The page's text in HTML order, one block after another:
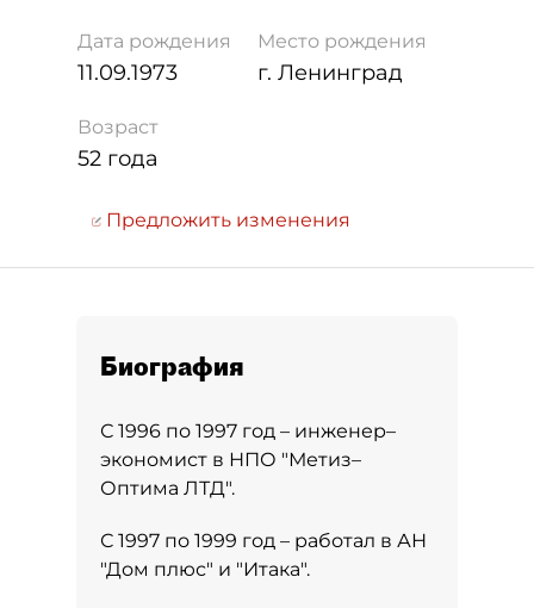
Дата рождения
11.09.1973
Место рождения
г. Ленинград
Возраст
52 года
Предложить изменения
Биография
С 1996 по 1997 год – инженер–
экономист в НПО "Метиз–
Оптима ЛТД".
С 1997 по 1999 год – работал в АН
"Дом плюс" и "Итака".